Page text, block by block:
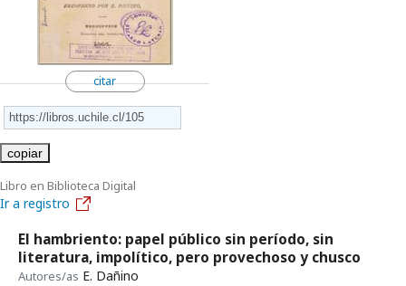
citar
copiar
Libro en Biblioteca Digital
Ir a registro
El hambriento: papel público sin período, sin
literatura, impolítico, pero provechoso y chusco
Autores/as E. Dañino